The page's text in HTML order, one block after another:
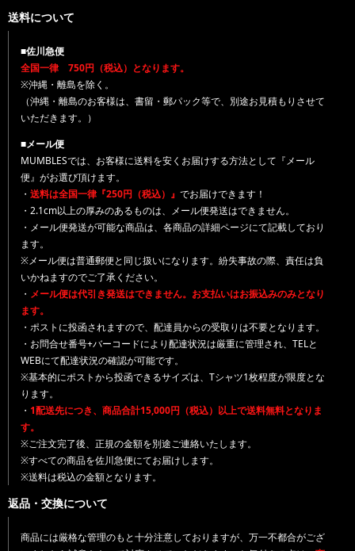
送料について
■佐川急便
全国一律 750円（税込）となります。
※沖縄・離島を除く。
（沖縄・離島のお客様は、書留・郵パック等で、別途お見積もりさせて
いただきます。）
■メール便
MUMBLESでは、お客様に送料を安くお届けする方法として『メール
便』がお選び頂けます。
・ 送料は全国一律『250円（税込）』 でお届けできます！
・2.1cm以上の厚みのあるものは、メール便発送はできません。
・メール便発送が可能な商品は、各商品の詳細ページにて記載しており
ます。
※メール便は普通郵便と同じ扱いになります。紛失事故の際、責任は負
いかねますのでご了承ください。
・ メール便は代引き発送はできません。お支払いはお振込みのみとなり
ます。
・ポストに投函されますので、配達員からの受取りは不要となります。
・お問合せ番号+バーコードにより配達状況は厳重に管理され、TELと
WEBにて配達状況の確認が可能です。
※基本的にポストから投函できるサイズは、Tシャツ1枚程度が限度とな
ります。
・ 1配送先につき、商品合計15,000円（税込）以上で送料無料となりま
す。
※ご注文完了後、正規の金額を別途ご連絡いたします。
※すべての商品を佐川急便にてお届けします。
※送料は税込の金額となります。
返品・交換について
商品には厳格な管理のもと十分注意しておりますが、万一不都合がござ